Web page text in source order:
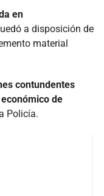
en
a disposición de
material
contundentes
de
Policía.